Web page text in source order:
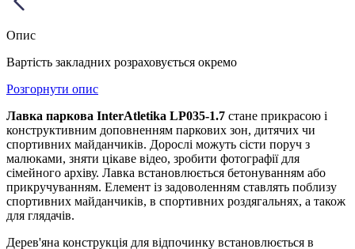
Опис
Вартість закладних розраховується окремо
Розгорнути опис
Лавка паркова InterAtletika LP035-1.7 стане прикрасою і
конструктивним доповненням паркових зон, дитячих чи
спортивних майданчиків. Дорослі можуть сісти поруч з
малюками, зняти цікаве відео, зробити фотографії для
сімейного архіву. Лавка встановлюється бетонуванням або
прикручуванням. Елемент із задоволенням ставлять поблизу
спортивних майданчиків, в спортивних роздягальнях, а також
для глядачів.
Дерев'яна конструкція для відпочинку встановлюється в